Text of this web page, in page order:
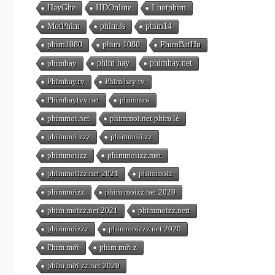
HayGhe
HDOnline
Luotphim
MotPhim
phim3s
phim14
phim1080
phim 1080
PhimBatHu
phimhay
phim hay
phimhay.net
Phimhay.tv
Phim hay tv
Phimhaytvv.net
phimmoi
phimmoi.net
phimmoi.net phim lẻ
phimmoi.zzz
phimmoii.zz
phimmoiizz
phimmoiizz.met
phimmoiizz.net 2021
phimmoiz
phimmoizz
phim moizz.net 2020
phim moizz.net 2021
phimmoizz.nett
phimmoizzz
phimmoizzz.net 2020
Phim mới
phim mới z
phim mới zz.net 2020